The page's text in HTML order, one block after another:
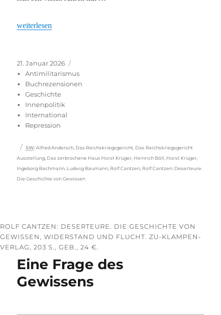
„Mit ihnen ist kein Krieg zu führen“
weiterlesen
Veröffentlicht
am
21. Januar 2026
Antimilitarismus
Buchrezensionen
Geschichte
Innenpolitik
International
Repression
Schlagwörter
SW: Alfred Andersch Das Reichskriegsgericht Das Reichskriegsgericht
Ausstellung Das zerbrochene Haus Horst Krüger Heinrich Böll Horst Krüger
Ingeborg Bachmann Ludwig Baumann Rolf Cantzen Rolf Cantzen: Deserteure.
Die Geschichte von Gewissen
ROLF CANTZEN: DESERTEURE. DIE GESCHICHTE VON
GEWISSEN, WIDERSTAND UND FLUCHT. ZU-KLAMPEN-
VERLAG, 203 S., GEB., 24 €.
Eine Frage des
Gewissens